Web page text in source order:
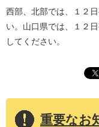
西部、北部では、１２
い。山口県では、１２
してください。
重要なお